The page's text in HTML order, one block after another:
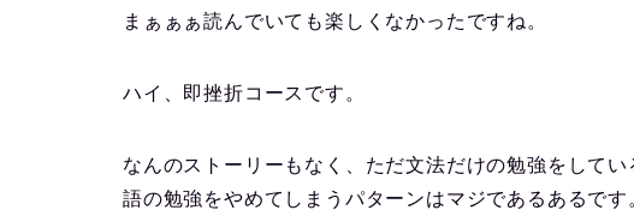
まぁぁぁ読んでいても楽しくなかったですね。
ハイ、即挫折コースです。
なんのストーリーもなく、ただ文法だけの勉強をして
語の勉強をやめてしまうパターンはマジであるあるです